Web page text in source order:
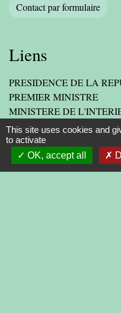
Contact par formulaire
Liens
PRESIDENCE DE LA
PREMIER MINISTRE
MINISTERE DE
ASSEMBLEE
CONSEIL D'ETAT
LIENS
This site uses cookies and
to activate
OK, accept all